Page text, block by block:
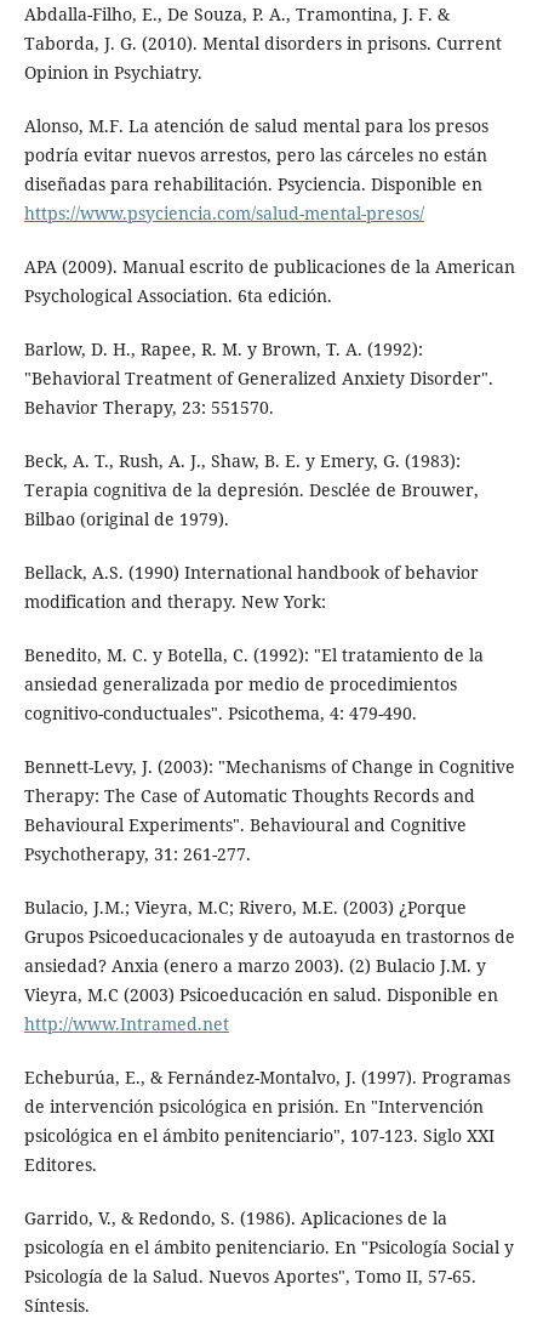
Abdalla-Filho, E., De Souza, P. A., Tramontina, J. F. &
Taborda, J. G. (2010). Mental disorders in prisons. Current
Opinion in Psychiatry.
Alonso, M.F. La atención de salud mental para los presos
podría evitar nuevos arrestos, pero las cárceles no están
diseñadas para rehabilitación. Psyciencia. Disponible en
https://www.psyciencia.com/salud-mental-presos/
APA (2009). Manual escrito de publicaciones de la American
Psychological Association. 6ta edición.
Barlow, D. H., Rapee, R. M. y Brown, T. A. (1992):
"Behavioral Treatment of Generalized Anxiety Disorder".
Behavior Therapy, 23: 551570.
Beck, A. T., Rush, A. J., Shaw, B. E. y Emery, G. (1983):
Terapia cognitiva de la depresión. Desclée de Brouwer,
Bilbao (original de 1979).
Bellack, A.S. (1990) International handbook of behavior
modification and therapy. New York:
Benedito, M. C. y Botella, C. (1992): "El tratamiento de la
ansiedad generalizada por medio de procedimientos
cognitivo-conductuales". Psicothema, 4: 479-490.
Bennett-Levy, J. (2003): "Mechanisms of Change in Cognitive
Therapy: The Case of Automatic Thoughts Records and
Behavioural Experiments". Behavioural and Cognitive
Psychotherapy, 31: 261-277.
Bulacio, J.M.; Vieyra, M.C; Rivero, M.E. (2003) ¿Porque
Grupos Psicoeducacionales y de autoayuda en trastornos de
ansiedad? Anxia (enero a marzo 2003). (2) Bulacio J.M. y
Vieyra, M.C (2003) Psicoeducación en salud. Disponible en
http://www.Intramed.net
Echeburúa, E., & Fernández-Montalvo, J. (1997). Programas
de intervención psicológica en prisión. En "Intervención
psicológica en el ámbito penitenciario", 107-123. Siglo XXI
Editores.
Garrido, V., & Redondo, S. (1986). Aplicaciones de la
psicología en el ámbito penitenciario. En "Psicología Social y
Psicología de la Salud. Nuevos Aportes", Tomo II, 57-65.
Síntesis.